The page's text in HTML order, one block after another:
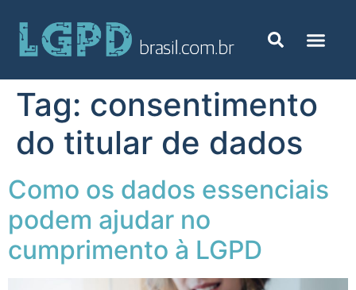
Tag: consentimento
do titular de dados
Como os dados essenciais
podem ajudar no
cumprimento à LGPD